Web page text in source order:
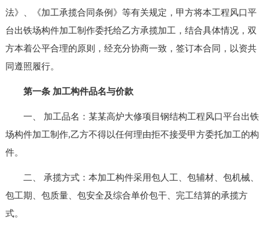
法》、《加工承揽合同条例》等有关规定，甲方将本工程风口平
台出铁场构件加工制作委托给乙方承揽加工，结合具体情况，双
方本着公平合理的原则，经充分协商一致，签订本合同，以资共
同遵照履行。
第一条 加工构件品名与价款
一、 加工品名：某某高炉大修项目钢结构工程风口平台出铁
场构件加工制作,乙方不得以任何理由拒不接受甲方委托加工的构
件。
二、 承揽方式：本加工构件采用包人工、包辅材、包机械、
包工期、包质量、包安全及综合单价包干、完工结算的承揽方
式。